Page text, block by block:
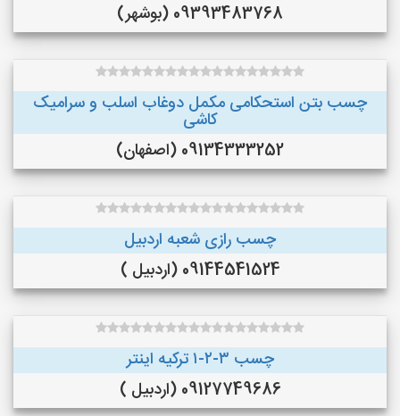
09393483768 (بوشهر)
چسب بتن استحکامی مکمل دوغاب اسلب و سرامیک
کاشی
09134333252 (اصفهان)
چسب رازی شعبه اردبیل
09144541524 (اردبیل )
چسب ۳-۲-۱ ترکیه اینتر
09127749686 (اردبیل )